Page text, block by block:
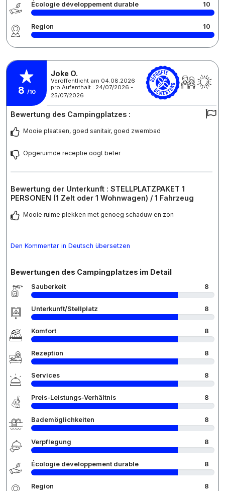
Écologie développement durable 10
Region 10
8 /10
Joke O.
Veröffentlicht am 04.08.2026
pro Aufenthalt : 24/07/2026 -
25/07/2026
Bewertung des Campingplatzes :
Mooie plaatsen, goed sanitair, goed zwembad
Opgeruimde receptie oogt beter
Bewertung der Unterkunft : STELLPLATZPAKET 1
PERSONEN (1 Zelt oder 1 Wohnwagen) / 1 Fahrzeug
Mooie ruime plekken met genoeg schaduw en zon
Den Kommentar in Deutsch übersetzen
Bewertungen des Campingplatzes im Detail
Sauberkeit 8
Unterkunft/Stellplatz 8
Komfort 8
Rezeption 8
Services 8
Preis-Leistungs-Verhältnis 8
Bademöglichkeiten 8
Verpflegung 8
Écologie développement durable 8
Region 8